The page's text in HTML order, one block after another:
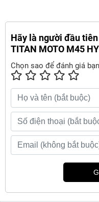
Hãy là người đầu
TITAN MOTO M45
Chọn sao để đánh giá